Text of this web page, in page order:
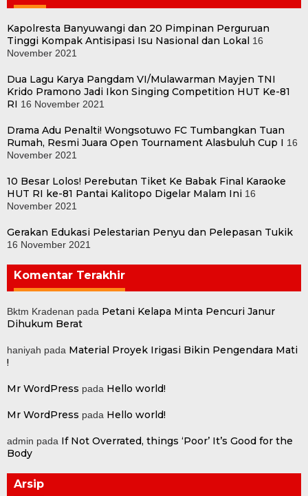
Kapolresta Banyuwangi dan 20 Pimpinan Perguruan
Tinggi Kompak Antisipasi Isu Nasional dan Lokal
16
November 2021
Dua Lagu Karya Pangdam VI/Mulawarman Mayjen TNI
Krido Pramono Jadi Ikon Singing Competition HUT Ke-81
RI 16 November 2021
Drama Adu Penalti! Wongsotuwo FC Tumbangkan Tuan
Rumah, Resmi Juara Open Tournament Alasbuluh Cup I 16
November 2021
10 Besar Lolos! Perebutan Tiket Ke Babak Final Karaoke
HUT RI ke-81 Pantai Kalitopo Digelar Malam Ini 16
November 2021
Gerakan Edukasi Pelestarian Penyu dan Pelepasan Tukik
16 November 2021
Komentar Terakhir
Bktm Kradenan pada Petani Kelapa Minta Pencuri Janur
Dihukum Berat
haniyah pada Material Proyek Irigasi Bikin Pengendara Mati
!
Mr WordPress pada Hello world!
Mr WordPress pada Hello world!
admin pada If Not Overrated, things ‘Poor’ It’s Good for the
Body
Arsip